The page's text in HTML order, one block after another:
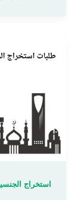
استخراج